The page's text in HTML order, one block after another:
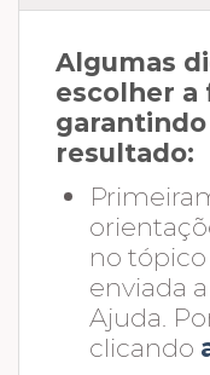
Algumas
escolher
resultado:
no tópico
enviada
Ajuda.
clicando